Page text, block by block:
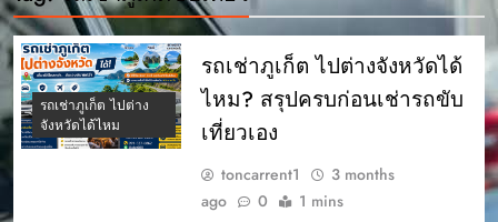
รถเช่าภูเก็ต ไปต่าง
จังหวัดได้ไหม
รถเช่าภูเก็ต ไปต่างจังหวัดได้
ไหม? สรุปครบก่อนเช่ารถขับ
เที่ยวเอง
toncarrent1
3 months
ago
0 1 mins